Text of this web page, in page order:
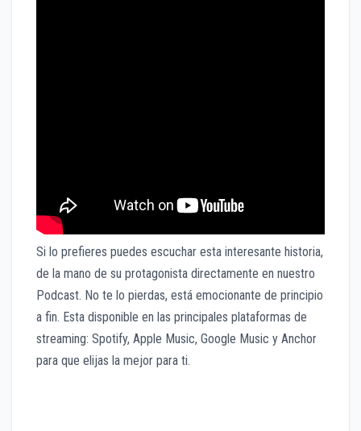
Si lo prefieres puedes escuchar esta interesante historia,
de la mano de su protagonista directamente en nuestro
Podcast. No te lo pierdas, está emocionante de principio
a fin. Esta disponible en las principales plataformas de
streaming: Spotify, Apple Music, Google Music y Anchor
para que elijas la mejor para ti.